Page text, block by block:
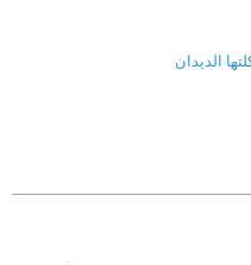
الديدان